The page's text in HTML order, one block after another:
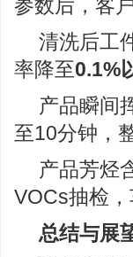
参数后，客
清洗后工
率降至0.1%
产品瞬间
至10分钟，
产品芳烃
VOCs抽检，
总结与展